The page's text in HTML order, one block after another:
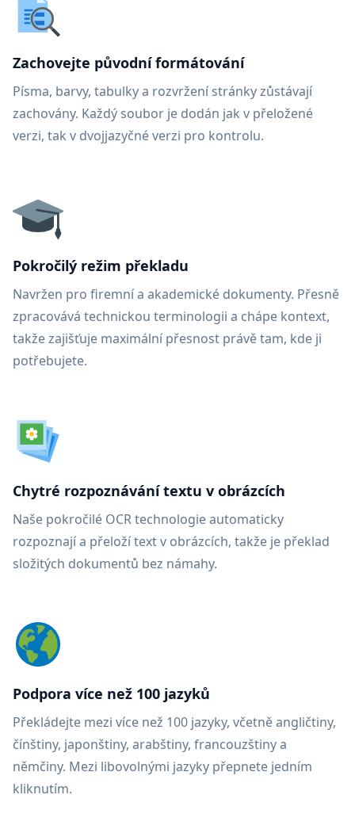
Zachovejte původní formátování
Písma, barvy, tabulky a rozvržení stránky zůstávají
zachovány. Každý soubor je dodán jak v přeložené
verzi, tak v dvojjazyčné verzi pro kontrolu.
Pokročilý režim překladu
Navržen pro firemní a akademické dokumenty. Přesně
zpracovává technickou terminologii a chápe kontext,
takže zajišťuje maximální přesnost právě tam, kde ji
potřebujete.
Chytré rozpoznávání textu v obrázcích
Naše pokročilé OCR technologie automaticky
rozpoznají a přeloží text v obrázcích, takže je překlad
složitých dokumentů bez námahy.
Podpora více než 100 jazyků
Překládejte mezi více než 100 jazyky, včetně angličtiny,
čínštiny, japonštiny, arabštiny, francouzštiny a
němčiny. Mezi libovolnými jazyky přepnete jedním
kliknutím.